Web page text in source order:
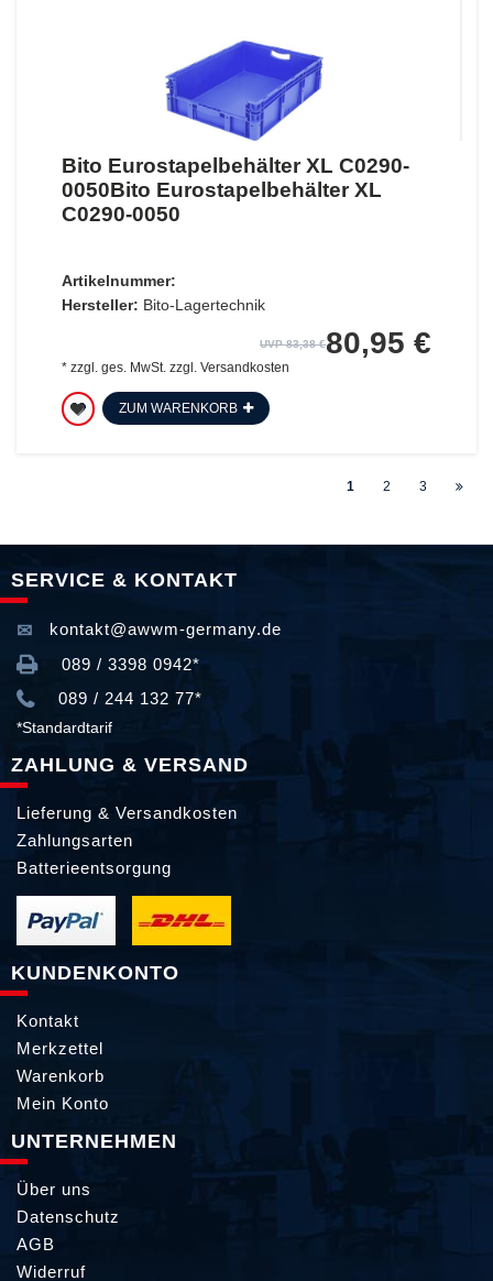
Bito Eurostapelbehälter XL C0290-
0050Bito Eurostapelbehälter XL
C0290-0050
Artikelnummer:
Hersteller: Bito-Lagertechnik
UVP 83,38 €80,95 €
* zzgl. ges. MwSt.zzgl. Versandkosten
ZUM WARENKORB
1 2 3
SERVICE & KONTAKT
kontakt@awwm-germany.de
089 / 3398 0942*
089 / 244 132 77*
*Standardtarif
ZAHLUNG & VERSAND
Lieferung & Versandkosten
Zahlungsarten
Batterieentsorgung
KUNDENKONTO
Kontakt
Merkzettel
Warenkorb
Mein Konto
UNTERNEHMEN
Über uns
Datenschutz
AGB
Widerruf